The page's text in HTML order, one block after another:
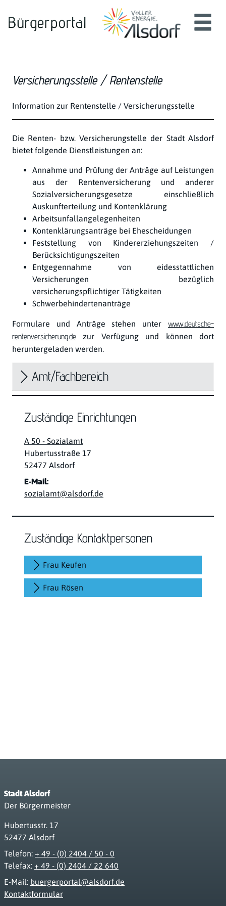
Versicherungsstelle / Rentenstelle
Kurzbeschreibung
Information zur Rentenstelle / Versicherungsstelle
Beschreibung
Die Renten- bzw. Versicherungstelle der Stadt Alsdorf
bietet folgende Dienstleistungen an:
Annahme und Prüfung der Anträge auf Leistungen
aus der Rentenversicherung und anderer
Sozialversicherungsgesetze einschließlich
Auskunfterteilung und Kontenklärung
Arbeitsunfallangelegenheiten
Kontenklärungsanträge bei Ehescheidungen
Feststellung von Kindererziehungszeiten /
Berücksichtigungszeiten
Entgegennahme von eidesstattlichen
Versicherungen bezüglich
versicherungspflichtiger Tätigkeiten
Schwerbehindertenanträge
Formulare und Anträge stehen unter www.deutsche-
rentenversicherung.de zur Verfügung und können dort
heruntergeladen werden.
Amt/Fachbereich
Zuständige Einrichtungen
A 50 - Sozialamt
Straße:
Hubertusstraße Hausnummer:
17
PLZ:
52477 Ort:
Alsdorf
E-Mail:
sozialamt@alsdorf.de
Zuständige Kontaktpersonen
Frau Keufen
Frau Rösen
Stadt Alsdorf
Der Bürgermeister
Hubertusstr. 17
52477 Alsdorf
Telefon: + 49 - (0) 2404 / 50 - 0
Telefax: + 49 - (0) 2404 / 22 640
E-Mail: buergerportal@alsdorf.de
Kontaktformular